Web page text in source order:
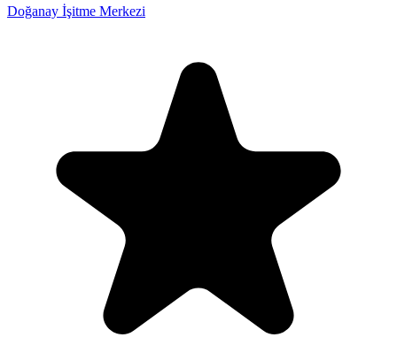
Doğanay İşitme Merkezi